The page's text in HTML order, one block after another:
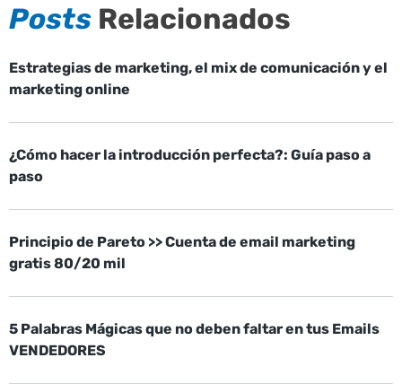
Posts Relacionados
Estrategias de marketing, el mix de comunicación y el
marketing online
¿Cómo hacer la introducción perfecta?: Guía paso a
paso
Principio de Pareto >> Cuenta de email marketing
gratis 80/20 mil
5 Palabras Mágicas que no deben faltar en tus Emails
VENDEDORES